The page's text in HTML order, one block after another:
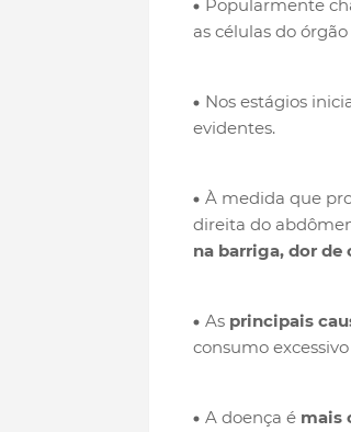
Popularmente
as células do
Nos estágios
evidentes.
À medida que
direita do
na barriga, dor de
Asprincipais
consumo
A doença é mais